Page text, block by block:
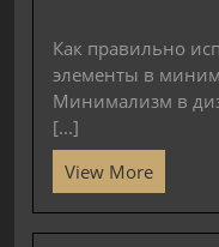
Как правильно
элементы в
Минимализм в
[...]
View More